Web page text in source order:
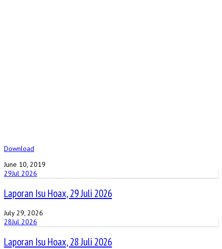
Download
June 10, 2019
29Jul 2026
Laporan Isu Hoax, 29 Juli 2026
July 29, 2026
28Jul 2026
Laporan Isu Hoax, 28 Juli 2026